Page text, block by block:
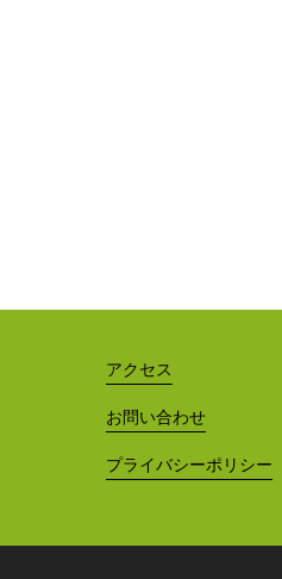
アクセス
お問い合わせ
プライバシーポリシー